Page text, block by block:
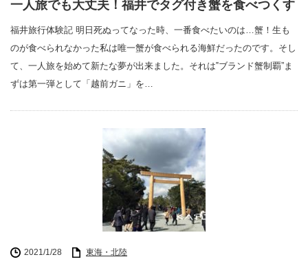
一人旅でも大丈夫！福井でタグ付き蟹を食べつくす
福井旅行体験記 明日死ぬってなった時、一番食べたいのは…蟹！生も
のが食べられなかった私は唯一蟹が食べられる海鮮だったのです。そし
て、一人旅を始めて新たな夢が出来ました。それは‟ブランド蟹制覇”ま
ずは第一弾として「越前ガニ」を…
2021/1/28 東海・北陸